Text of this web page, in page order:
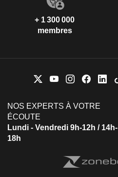
+ 1 300 000
membres
NOS EXPERTS À VOTRE
ÉCOUTE
Lundi - Vendredi 9h-12h / 14h-
18h